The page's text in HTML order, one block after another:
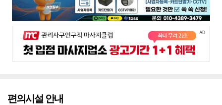
편의시설 안내